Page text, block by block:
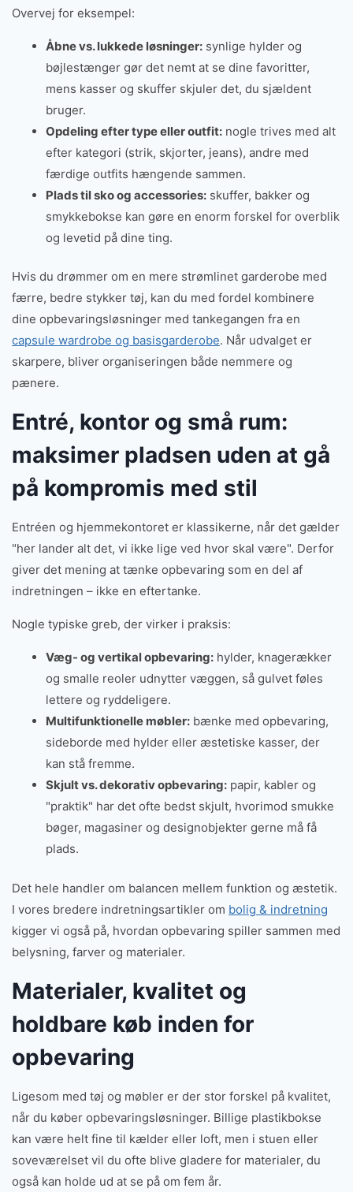
Overvej for eksempel:
Åbne vs. lukkede løsninger:synlige hylder og
bøjlestænger gør det nemt at se dine favoritter,
mens kasser og skuffer skjuler det, du sjældent
bruger.
Opdeling efter type eller outfit:nogle trives med alt
efter kategori (strik, skjorter, jeans), andre med
færdige outfits hængende sammen.
Plads til sko og accessories:skuffer, bakker og
smykkebokse kan gøre en enorm forskel for overblik
og levetid på dine ting.
Hvis du drømmer om en mere strømlinet garderobe med
færre, bedre stykker tøj, kan du med fordel kombinere
dine opbevaringsløsninger med tankegangen fra en
capsule wardrobe og basisgarderobe. Når udvalget er
skarpere, bliver organiseringen både nemmere og
pænere.
Entré, kontor og små rum:
maksimer pladsen uden at gå
på kompromis med stil
Entréen og hjemmekontoret er klassikerne, når det gælder
"her lander alt det, vi ikke lige ved hvor skal være". Derfor
giver det mening at tænke opbevaring som en del af
indretningen – ikke en eftertanke.
Nogle typiske greb, der virker i praksis:
Væg- og vertikal opbevaring:hylder, knagerækker
og smalle reoler udnytter væggen, så gulvet føles
lettere og ryddeligere.
Multifunktionelle møbler:bænke med opbevaring,
sideborde med hylder eller æstetiske kasser, der
kan stå fremme.
Skjult vs. dekorativ opbevaring:papir, kabler og
"praktik" har det ofte bedst skjult, hvorimod smukke
bøger, magasiner og designobjekter gerne må få
plads.
Det hele handler om balancen mellem funktion og æstetik.
I vores bredere indretningsartikler om bolig & indretning
kigger vi også på, hvordan opbevaring spiller sammen med
belysning, farver og materialer.
Materialer, kvalitet og
holdbare køb inden for
opbevaring
Ligesom med tøj og møbler er der stor forskel på kvalitet,
når du køber opbevaringsløsninger. Billige plastikbokse
kan være helt fine til kælder eller loft, men i stuen eller
soveværelset vil du ofte blive gladere for materialer, du
også kan holde ud at se på om fem år.